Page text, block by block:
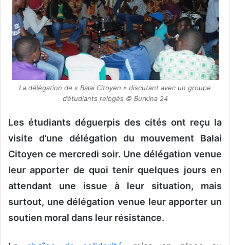
u
n
c
o
u
r
i
La délégation de « Balai Citoyen » discutant avec un groupe
d’étudiants relogés © Burkina 24
Les étudiants déguerpis des cités ont reçu la
visite d’une délégation du mouvement Balai
Citoyen ce mercredi soir. Une délégation venue
leur apporter de quoi tenir quelques jours en
attendant une issue à leur situation, mais
surtout, une délégation venue leur apporter un
soutien moral dans leur résistance.